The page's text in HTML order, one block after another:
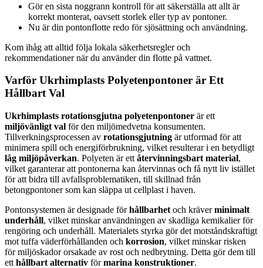
Gör en sista noggrann kontroll för att säkerställa att allt är
korrekt monterat, oavsett storlek eller typ av pontoner.
Nu är din pontonflotte redo för sjösättning och användning.
Kom ihåg att alltid följa lokala säkerhetsregler och
rekommendationer när du använder din flotte på vattnet.
Varför Ukrhimplasts Polyetenpontoner är Ett
Hållbart Val
Ukrhimplasts rotationsgjutna polyetenpontoner är ett
miljövänligt val för den miljömedvetna konsumenten.
Tillverkningsprocessen av rotationsgjutning är utformad för att
minimera spill och energiförbrukning, vilket resulterar i en betydligt
låg miljöpåverkan. Polyeten är ett återvinningsbart material,
vilket garanterar att pontonerna kan återvinnas och få nytt liv istället
för att bidra till avfallsproblematiken, till skillnad från
betongpontoner som kan släppa ut cellplast i haven.
Pontonsystemen är designade förhållbarhet och kräverminimalt
underhåll, vilket minskar användningen av skadliga kemikalier för
rengöring och underhåll. Materialets styrka gör det motståndskraftigt
mot tuffa väderförhållanden och korrosion, vilket minskar risken
för miljöskador orsakade av rost och nedbrytning. Detta gör dem till
ett hållbart alternativ förmarina konstruktioner.